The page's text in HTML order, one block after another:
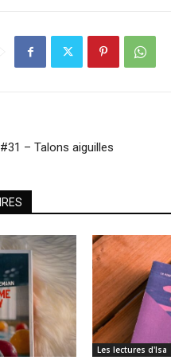
– Talons aiguilles
Les lectures d'Isa